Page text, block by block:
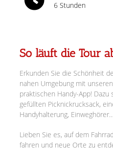
6 Stunden
So läuft die Tour
Erkunden Sie die Schönheit
nahen Umgebung mit
praktischen Handy-App!
gefüllten Picknickrucksack,
Handyhalterung,
Lieben Sie es, auf dem
fahren und neue Orte zu